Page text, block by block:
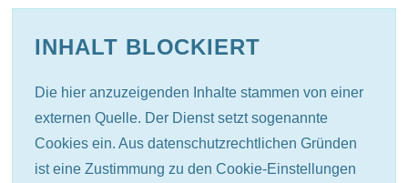
INHALT BLOCKIERT
Die hier anzuzeigenden Inhalte stammen von einer
externen Quelle. Der Dienst setzt sogenannte
Cookies ein. Aus datenschutzrechtlichen Gründen
ist eine Zustimmung zu den Cookie-Einstellungen